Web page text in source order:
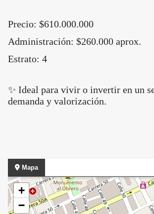
Precio: $610.000.000
Administración: $260.000 aprox.
Estrato: 4
✨ Ideal para vivir o invertir en un
demanda y valorización.
Mapa
+
−